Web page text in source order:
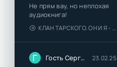
Не прям вау, но неплохая
аудиокнига!
КЛАН ТАРСКОГО. ОН И Я - ЕЛЕНА ТОДОРОВА (1)
Г Гость Сергей 23.02.25